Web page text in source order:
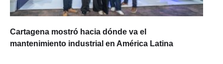
Cartagena mostró hacia dónde va el
mantenimiento industrial en América Latina